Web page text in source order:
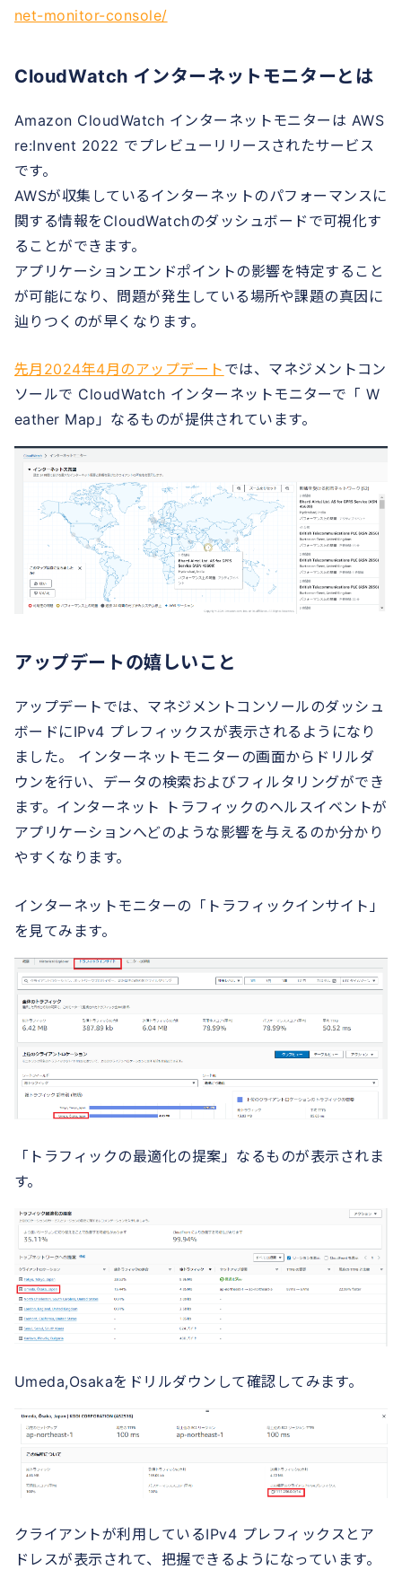
net-monitor-console/
CloudWatch インターネットモニターとは
Amazon CloudWatch インターネットモニターは AWS
re:Invent 2022 でプレビューリリースされたサービス
です。
AWSが収集しているインターネットのパフォーマンスに
関する情報をCloudWatchのダッシュボードで可視化す
ることができます。
アプリケーションエンドポイントの影響を特定すること
が可能になり、問題が発生している場所や課題の真因に
辿りつくのが早くなります。
先月2024年4月のアップデート では、マネジメントコン
ソールで CloudWatch インターネットモニターで「 W
eather Map」なるものが提供されています。
アップデートの嬉しいこと
アップデートでは、マネジメントコンソールのダッシュ
ボードにIPv4 プレフィックスが表示されるようになり
ました。 インターネットモニターの画面からドリルダ
ウンを行い、データの検索およびフィルタリングができ
ます。インターネット トラフィックのヘルスイベントが
アプリケーションへどのような影響を与えるのか分かり
やすくなります。
インターネットモニターの「トラフィックインサイト」
を見てみます。
「トラフィックの最適化の提案」なるものが表示されま
す。
Umeda,Osakaをドリルダウンして確認してみます。
クライアントが利用しているIPv4 プレフィックスとア
ドレスが表示されて、把握できるようになっています。